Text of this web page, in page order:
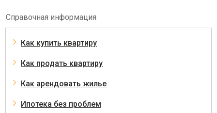
Справочная информация
Как купить квартиру
Как продать квартиру
Как арендовать жилье
Ипотека без проблем